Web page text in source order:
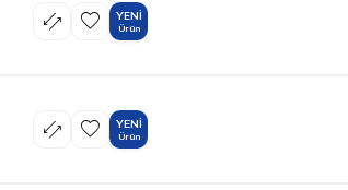
YENI
Ürün
YENI
Ürün